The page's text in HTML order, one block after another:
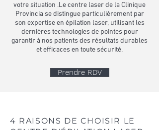
votre situation .Le centre laser de la Clinique
Provincia se distingue particulièrement par
son expertise en épilation laser, utilisant les
dernières technologies de pointes pour
garantir à nos patients des résultats durables
et efficaces en toute sécurité.
Prendre RDV
4 RAISONS DE CHOISIR LE